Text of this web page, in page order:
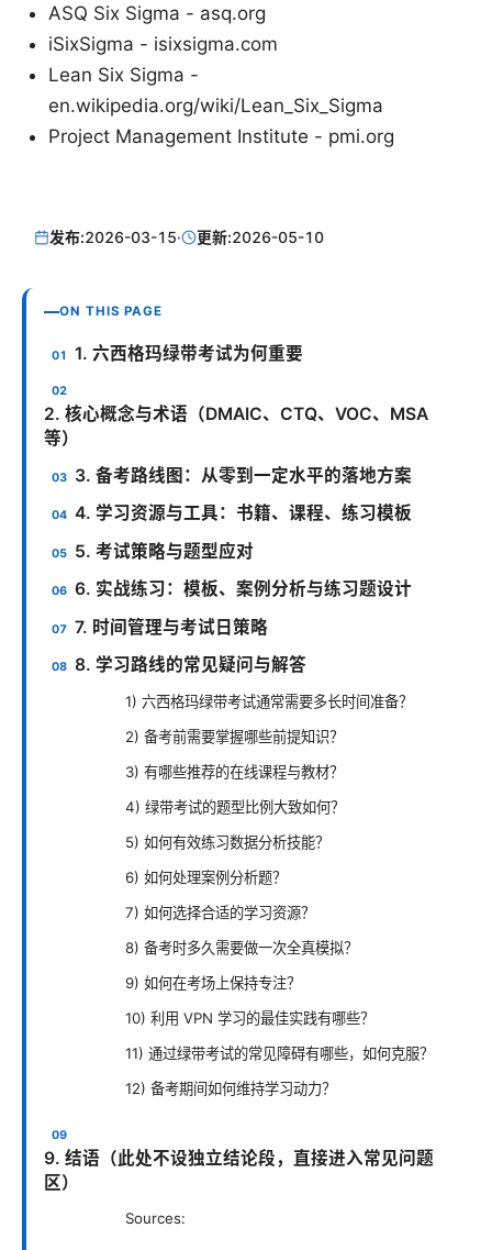
ASQ Six Sigma - asq.org
iSixSigma - isixsigma.com
Lean Six Sigma -
en.wikipedia.org/wiki/Lean_Six_Sigma
Project Management Institute - pmi.org
发布:2026-03-15· 更新:2026-05-10
ON THIS PAGE
1. 六西格玛绿带考试为何重要
2. 核心概念与术语（DMAIC、CTQ、VOC、MSA
等）
3. 备考路线图：从零到一定水平的落地方案
4. 学习资源与工具：书籍、课程、练习模板
5. 考试策略与题型应对
6. 实战练习：模板、案例分析与练习题设计
7. 时间管理与考试日策略
8. 学习路线的常见疑问与解答
1) 六西格玛绿带考试通常需要多长时间准备？
2) 备考前需要掌握哪些前提知识？
3) 有哪些推荐的在线课程与教材？
4) 绿带考试的题型比例大致如何？
5) 如何有效练习数据分析技能？
6) 如何处理案例分析题？
7) 如何选择合适的学习资源？
8) 备考时多久需要做一次全真模拟？
9) 如何在考场上保持专注？
10) 利用 VPN 学习的最佳实践有哪些？
11) 通过绿带考试的常见障碍有哪些，如何克服？
12) 备考期间如何维持学习动力？
9. 结语（此处不设独立结论段，直接进入常见问题
区）
Sources: